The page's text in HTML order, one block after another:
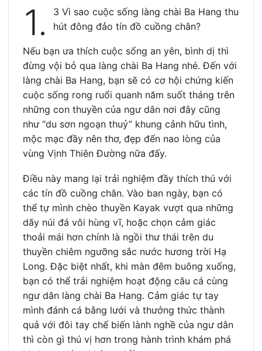
1.
3 Vì sao cuộc sống làng chài Ba Hang thu
hút đông đảo tín đồ cuồng chân?
Nếu bạn ưa thích cuộc sống an yên, bình dị thì
đừng vội bỏ qua làng chài Ba Hang nhé. Đến với
làng chài Ba Hang, bạn sẽ có cơ hội chứng kiến
cuộc sống rong ruổi quanh năm suốt tháng trên
những con thuyền của ngư dân nơi đây cũng
như “du sơn ngoạn thuỷ” khung cảnh hữu tình,
mộc mạc đầy nên thơ, đẹp đến nao lòng của
vùng Vịnh Thiên Đường nữa đấy.
Điều này mang lại trải nghiệm đầy thích thú với
các tín đồ cuồng chân. Vào ban ngày, bạn có
thể tự mình chèo thuyền Kayak vượt qua những
dãy núi đá vôi hùng vĩ, hoặc chọn cảm giác
thoải mái hơn chính là ngồi thư thái trên du
thuyền chiêm ngưỡng sắc nước hương trời Hạ
Long. Đặc biệt nhất, khi màn đêm buông xuống,
bạn có thể trải nghiệm hoạt động câu cá cùng
ngư dân làng chài Ba Hang. Cảm giác tự tay
mình đánh cá bằng lưới và thưởng thức thành
quả với đôi tay chế biến lành nghề của ngư dân
thì còn gì thú vị hơn trong hành trình khám phá